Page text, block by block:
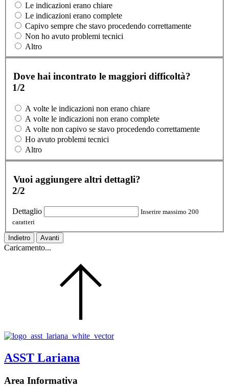
Le indicazioni erano chiare
Le indicazioni erano complete
Capivo sempre che stavo procedendo correttamente
Non ho avuto problemi tecnici
Altro
Dove hai incontrato le maggiori difficoltà?
1/2
A volte le indicazioni non erano chiare
A volte le indicazioni non erano complete
A volte non capivo se stavo procedendo correttamente
Ho avuto problemi tecnici
Altro
Vuoi aggiungere altri dettagli?
2/2
Dettaglio
Inserire massimo 200
caratteri
Indietro Avanti
Caricamento...
ASST Lariana
Area Informativa